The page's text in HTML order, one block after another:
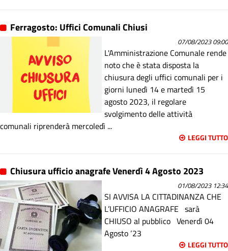
Ferragosto: Uffici Comunali Chiusi
07/08/2023 09:00
L'Amministrazione Comunale rende
noto che è stata disposta la
chiusura degli uffici comunali per i
giorni lunedì 14 e martedì 15
agosto 2023, il regolare
svolgimento delle attività
comunali riprenderà mercoledì ...
LEGGI TUTTO
Chiusura ufficio anagrafe Venerdì 4 Agosto 2023
01/08/2023 12:34
SI AVVISA LA CITTADINANZA CHE
L’UFFICIO ANAGRAFE sarà
CHIUSO al pubblico Venerdì 04
Agosto ‘23
LEGGI TUTTO